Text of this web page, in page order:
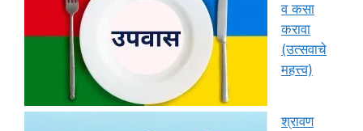
व कसा
करावा
(उत्सवाचे
महत्त्व)
श्रावण